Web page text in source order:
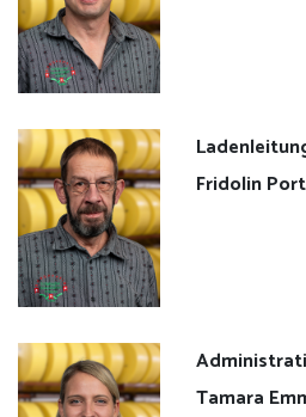
Angebot
Events
Geschenke
Apéro
Käseplatten
Vertriebspartner
Fridolin
Tamara